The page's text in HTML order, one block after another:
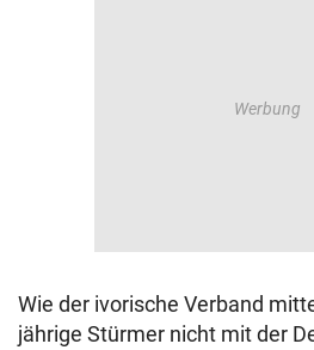
Wie der ivorische Verband
jährige Stürmer nicht mit der